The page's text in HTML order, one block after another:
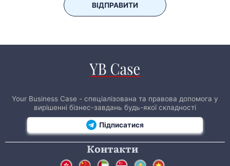
ВІДПРАВИТИ
Your Business Case - спеціалізована та правова допомога у
вирішенні бізнес-завдань будь-якої складності
Підписатися
Контакти